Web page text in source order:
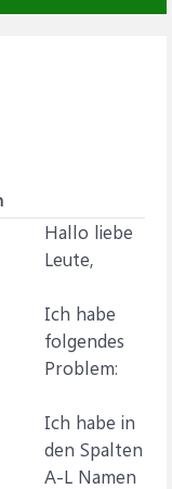
Hallo liebe
Leute,
Ich habe
folgendes
Problem:
Ich habe in
den Spalten
A-L Namen